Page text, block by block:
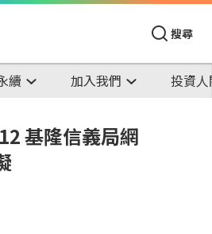
搜尋
續 加入我們 投資
基隆信義局網